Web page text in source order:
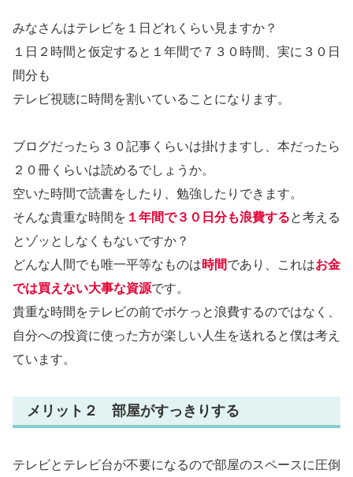
みなさんはテレビを１日どれくらい見ますか？
１日２時間と仮定すると１年間で７３０時間、実に３０日
間分も
テレビ視聴に時間を割いていることになります。
ブログだったら３０記事くらいは掛けますし、本だったら
２０冊くらいは読めるでしょうか。
空いた時間で読書をしたり、勉強したりできます。
そんな貴重な時間を １年間で３０日分も浪費すると考える
とゾッとしなくもないですか？
どんな人間でも唯一平等なものは時間であり、これはお金
では買えない大事な資源です。
貴重な時間をテレビの前でボケっと浪費するのではなく、
自分への投資に使った方が楽しい人生を送れると僕は考え
ています。
メリット２ 部屋がすっきりする
テレビとテレビ台が不要になるので部屋のスペースに圧倒